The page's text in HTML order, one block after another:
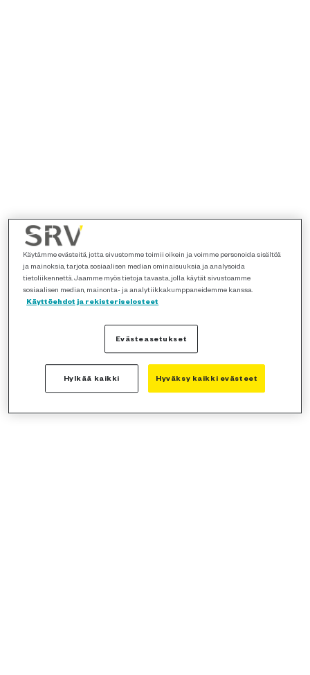
Käytämme evästeitä, jotta sivustomme toimii oikein ja voimme personoida sisältöä
ja mainoksia, tarjota sosiaalisen median ominaisuuksia ja analysoida
tietoliikennettä. Jaamme myös tietoja tavasta, jolla käytät sivustoamme
sosiaalisen median, mainonta- ja analytiikkakumppaneidemme kanssa.
Käyttöehdot ja rekisteriselosteet
Evästeasetukset
Hylkää kaikki Hyväksy kaikki evästeet